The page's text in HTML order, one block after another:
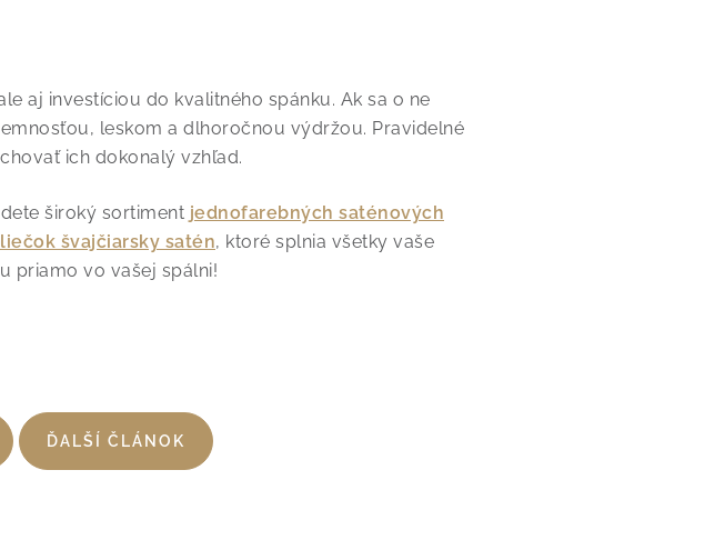
aj investíciou do kvalitného spánku. Ak sa o ne
leskom a dlhoročnou výdržou. Pravidelné
ich dokonalý vzhľad.
široký sortiment jednofarebných saténových
švajčiarsky satén, ktoré splnia všetky vaše
priamo vo vašej spálni!
ĎALŠÍ ČLÁNOK